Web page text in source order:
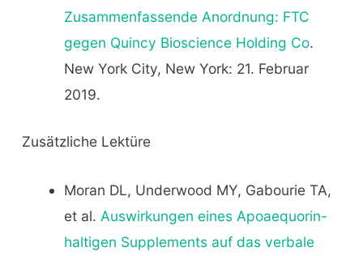
Zusammenfassende Anordnung: FTC
gegen Quincy Bioscience Holding Co.
New York City, New York: 21. Februar
2019.
Zusätzliche Lektüre
Moran DL, Underwood MY, Gabourie TA,
et al. Auswirkungen eines Apoaequorin-
haltigen Supplements auf das verbale